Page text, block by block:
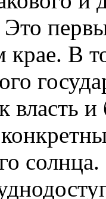
крае. В
власть